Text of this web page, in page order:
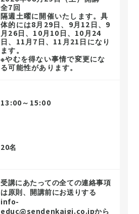
全7回
隔週土曜に開催いたします。具
体的には8月29日、9月12日、9
月26日、10月10日、10月24
日、11月7日、11月21日になり
ます。
※やむを得ない事情で変更にな
る可能性があります。
13:00～15:00
20名
受講にあたっての全ての連絡事項
は原則、開講前にお送りする
info-
educ@sendenkaigi.co.jpから